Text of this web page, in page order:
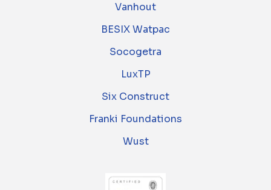
Vanhout
BESIX Watpac
Socogetra
LuxTP
Six Construct
Franki Foundations
Wust